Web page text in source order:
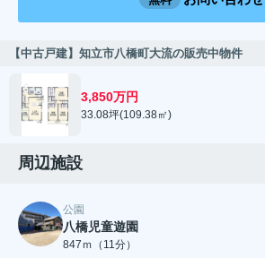
【中古戸建】知立市八橋町大流の販売中物件
3,850万円
33.08坪(109.38㎡)
周辺施設
公園
八橋児童遊園
847ｍ（11分）